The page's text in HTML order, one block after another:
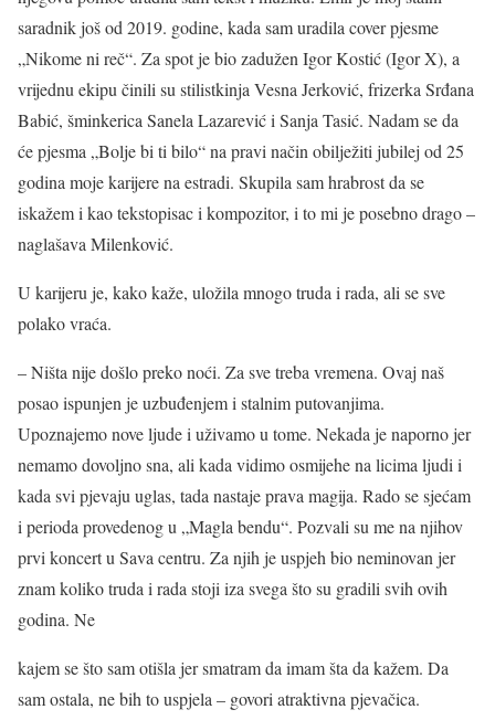
saradnik još od 2019. godine, kada sam uradila cover pjesme
„Nikome ni reč“. Za spot je bio zadužen Igor Kostić (Igor X), a
vrijednu ekipu činili su stilistkinja Vesna Jerković, frizerka Srđana
Babić, šminkerica Sanela Lazarević i Sanja Tasić. Nadam se da
će pjesma „Bolje bi ti bilo“ na pravi način obilježiti jubilej od 25
godina moje karijere na estradi. Skupila sam hrabrost da se
iskažem i kao tekstopisac i kompozitor, i to mi je posebno drago –
naglašava Milenković.
U karijeru je, kako kaže, uložila mnogo truda i rada, ali se sve
polako vraća.
– Ništa nije došlo preko noći. Za sve treba vremena. Ovaj naš
posao ispunjen je uzbuđenjem i stalnim putovanjima.
Upoznajemo nove ljude i uživamo u tome. Nekada je naporno jer
nemamo dovoljno sna, ali kada vidimo osmijehe na licima ljudi i
kada svi pjevaju uglas, tada nastaje prava magija. Rado se sjećam
i perioda provedenog u „Magla bendu“. Pozvali su me na njihov
prvi koncert u Sava centru. Za njih je uspjeh bio neminovan jer
znam koliko truda i rada stoji iza svega što su gradili svih ovih
godina. Ne
kajem se što sam otišla jer smatram da imam šta da kažem. Da
sam ostala, ne bih to uspjela – govori atraktivna pjevačica.